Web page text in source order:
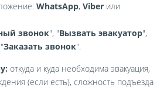
WhatsApp, Viber или
звонок", "Вызвать эвакуатор",
Заказать звонок".
откуда и куда необходима эвакуация,
(если есть), сложность подъезда